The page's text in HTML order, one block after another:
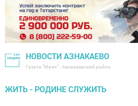
НОВОСТИ АЗНАКАЕВО
Газета "Маяк" - Азнакаевский район
ЖИТЬ - РОДИНЕ СЛУЖИТЬ